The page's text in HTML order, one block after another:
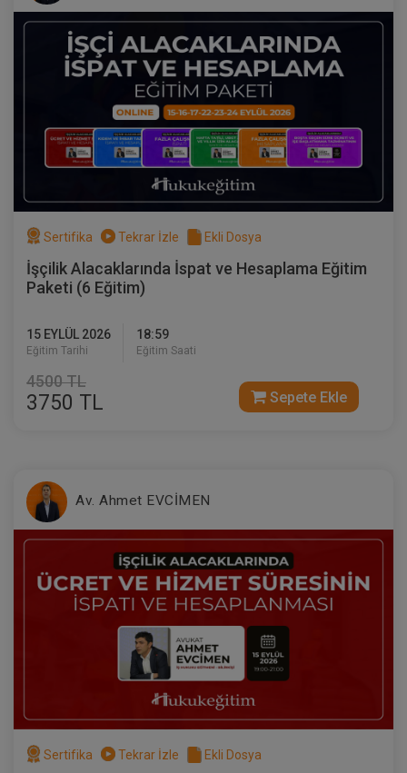
İcra Hukukunda İstihkak İddiası Video
Sepete Ekle
Atilla GÜNDOĞAN
300 TL Sepete Ekle
Atilla GÜNDOĞAN
Sertifika Tekrar İzle Ekli Dosya
İşçilik Alacaklarında İspat ve Hesaplama Eğitim
Paketi (6 Eğitim)
15 EYLÜL 2026
Eğitim Tarihi
18:59
Eğitim Saati
4500 TL
3750 TL Sepete Ekle
Av. Ahmet EVCİMEN
Sertifika Tekrar İzle Ekli Dosya